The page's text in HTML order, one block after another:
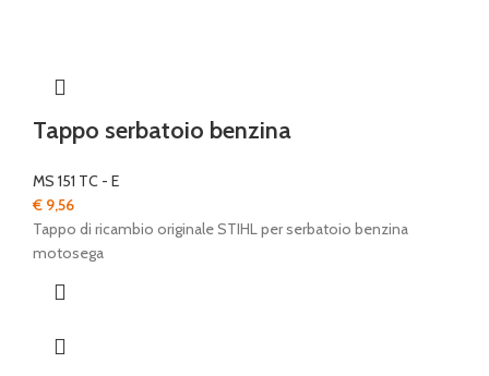
Tappo serbatoio benzina
MS 151 TC - E
€ 9,56
Tappo di ricambio originale STIHL per serbatoio benzina
motosega